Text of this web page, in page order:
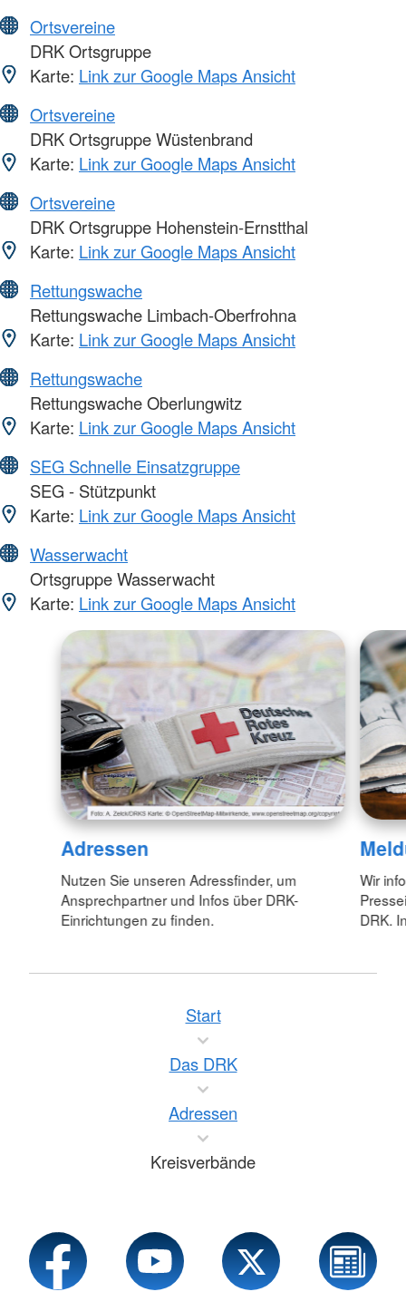
Ortsvereine
DRK Ortsgruppe
Karte: Link zur Google Maps Ansicht
Ortsvereine
DRK Ortsgruppe Wüstenbrand
Karte: Link zur Google Maps Ansicht
Ortsvereine
DRK Ortsgruppe Hohenstein-Ernstthal
Karte: Link zur Google Maps Ansicht
Rettungswache
Rettungswache Limbach-Oberfrohna
Karte: Link zur Google Maps Ansicht
Rettungswache
Rettungswache Oberlungwitz
Karte: Link zur Google Maps Ansicht
SEG Schnelle Einsatzgruppe
SEG - Stützpunkt
Karte: Link zur Google Maps Ansicht
Wasserwacht
Ortsgruppe Wasserwacht
Karte: Link zur Google Maps Ansicht
Adressen
Nutzen Sie unseren Adressfinder, um
Ansprechpartner und Infos über DRK-
Einrichtungen zu finden.
Wir
DRK.
Start
Das DRK
Adressen
Kreisverbände